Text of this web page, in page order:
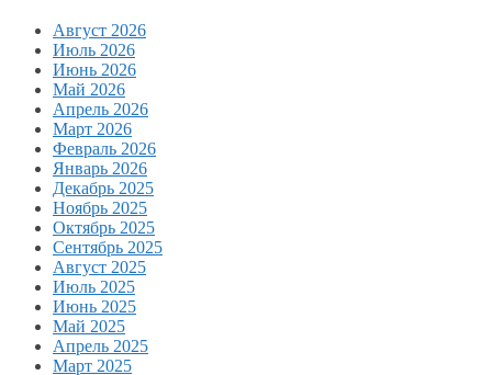
Август 2026
Июль 2026
Июнь 2026
Май 2026
Апрель 2026
Март 2026
Февраль 2026
Январь 2026
Декабрь 2025
Ноябрь 2025
Октябрь 2025
Сентябрь 2025
Август 2025
Июль 2025
Июнь 2025
Май 2025
Апрель 2025
Март 2025